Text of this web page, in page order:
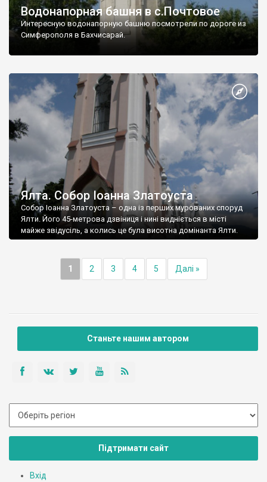
Водонапорная башня в с.Почтовое
Интересную водонапорную башню посмотрели по дороге из
Симферополя в Бахчисарай.
Ялта. Собор Іоанна Златоуста
Собор Іоанна Златоуста – одна із перших мурованих споруд
Ялти. Його 45-метрова дзвіниця і нині видніється в місті
майже звідусіль, а колись це була висотна домінанта Ялти.
1 2 3 4 5 Далі »
Станьте нашим автором
Підтримати сайт
Вхід